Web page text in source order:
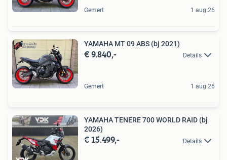
Gemert 1 aug 26
YAMAHA MT 09 ABS (bj 2021)
€ 9.840,- Details
Gemert 1 aug 26
YAMAHA TENERE 700 WORLD RAID (bj
2026)
€ 15.499,- Details